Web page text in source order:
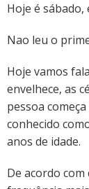
Hoje é
Nao leu o
Hoje vamos
envelhece, as
pessoa
conhecido
anos de idade.
De acordo